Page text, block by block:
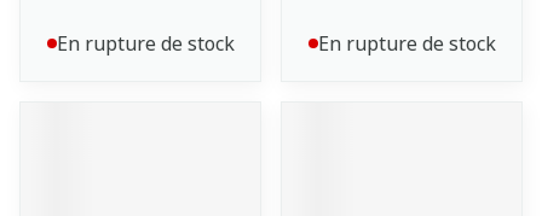
En rupture de stock En rupture de stock